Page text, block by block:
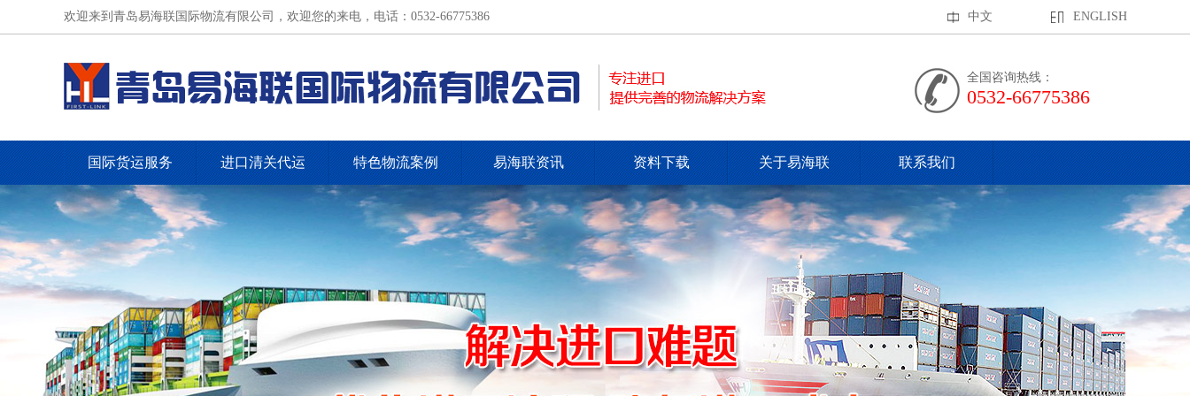
欢迎来到青岛易海联国际物流有限公司，欢迎您的来电，电话：0532-66775386 中文 ENGLISH
全国咨询热线：
0532-66775386
国际货运服务 进口清关代运 特色物流案例 易海联资讯 资料下载 关于易海联 联系我们